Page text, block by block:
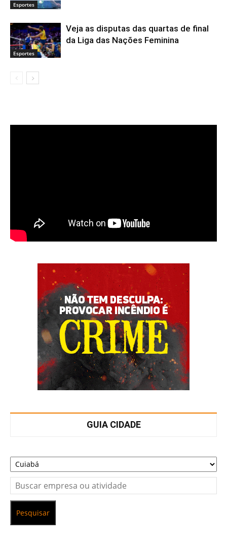
Esportes
Esportes
Veja as disputas das quartas de final
da Liga das Nações Feminina
GUIA CIDADE
Pesquisar